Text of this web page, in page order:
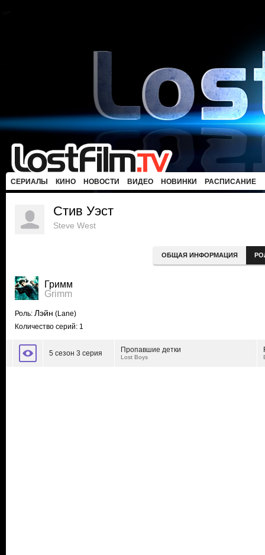
СЕРИАЛЫ КИНО НОВОСТИ ВИДЕО НОВИНКИ РАСПИСАНИЕ
Стив Уэст
Steve West
ОБЩАЯ ИНФОРМАЦИЯ
Гримм
Grimm
Роль: Лэйн (Lane)
Количество серий: 1
5 сезон 3 серия Пропавшие детки
Lost Boys